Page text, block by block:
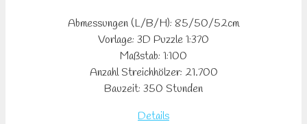
Abmessungen (L/B/H): 85/50/52cm
Vorlage: 3D Puzzle 1:370
Maßstab: 1:100
Anzahl Streichhölzer: 21.700
Bauzeit: 350 Stunden
Details